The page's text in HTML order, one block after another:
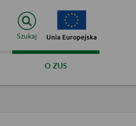
Szukaj
O ZUS